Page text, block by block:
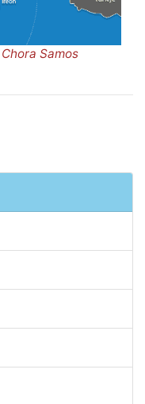
Samos